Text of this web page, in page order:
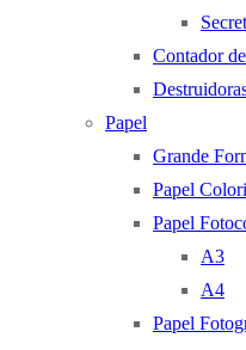
Contador
Papel
Grande
Papel
Papel
A3
A4
Papel